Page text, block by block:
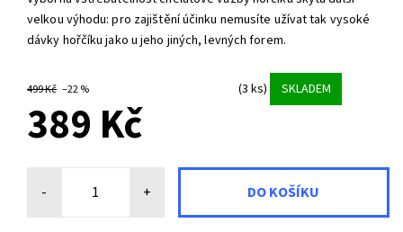
velkou výhodu: pro zajištění účinku nemusíte užívat tak vysoké
dávky hořčíku jako u jeho jiných, levných forem.
499 Kč –22 % (3 ks) SKLADEM
389 Kč
- +